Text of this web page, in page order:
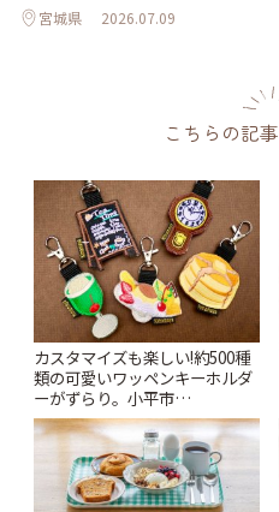
宮城県 2026.07.09
こちらの記
カスタマイズも楽しい!約500種
類の可愛いワッペンキーホルダ
ーがずらり。小平市
「Kimamaya T&K」 | ことりっ
ぷ